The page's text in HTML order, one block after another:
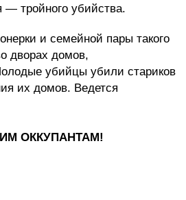
— тройного убийства.
и семейной пары такого
дворах домов,
убийцы убили стариков
их домов. Ведется
ОККУПАНТАМ!